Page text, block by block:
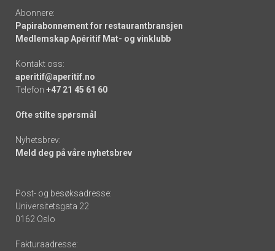
Abonnere:
Papirabonnement for restaurantbransjen
Medlemskap Apéritif Mat- og vinklubb
Kontakt oss:
aperitif@aperitif.no
Telefon +47 21 45 61 60
Ofte stilte spørsmål
Nyhetsbrev:
Meld deg på våre nyhetsbrev
Post- og besøksadresse:
Universitetsgata 22
0162 Oslo
Fakturaadresse: